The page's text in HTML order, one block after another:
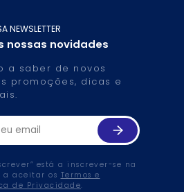
NEWSLETTER
nossas novidades
a saber de novos
promoções, dicas e
está a inscrever-se na
a aceitar os Termos e
de Privacidade.